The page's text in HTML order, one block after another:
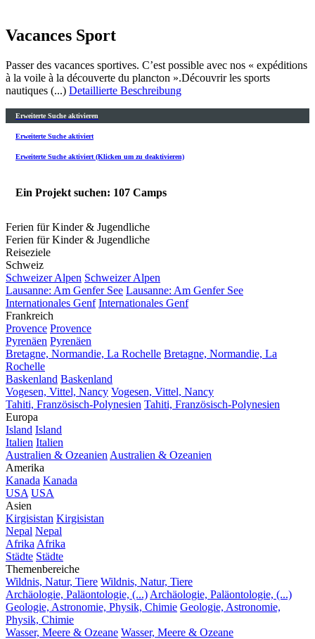
Vacances Sport
Passer des vacances sportives. C’est possible avec nos « expéditions
à la voile à la découverte du plancton ».Découvrir les sports
nautiques (...) Detaillierte Beschreibung
Erweiterte Suche aktivieren
Erweiterte Suche aktiviert
Erweiterte Suche aktiviert (Klicken um zu deaktivieren)
Ein Projekt suchen: 107 Camps
Ferien für Kinder & Jugendliche
Ferien für Kinder & Jugendliche
Reiseziele
Schweiz
Schweizer Alpen Schweizer Alpen
Lausanne: Am Genfer See Lausanne: Am Genfer See
Internationales Genf Internationales Genf
Frankreich
Provence Provence
Pyrenäen Pyrenäen
Bretagne, Normandie, La Rochelle Bretagne, Normandie, La
Rochelle
Baskenland Baskenland
Vogesen, Vittel, Nancy Vogesen, Vittel, Nancy
Tahiti, Französisch-Polynesien Tahiti, Französisch-Polynesien
Europa
Island Island
Italien Italien
Australien & Ozeanien Australien & Ozeanien
Amerika
Kanada Kanada
USA USA
Asien
Kirgisistan Kirgisistan
Nepal Nepal
Afrika Afrika
Städte Städte
Themenbereiche
Wildnis, Natur, Tiere Wildnis, Natur, Tiere
Archäologie, Paläontologie, (...) Archäologie, Paläontologie, (...)
Geologie, Astronomie, Physik, Chimie Geologie, Astronomie,
Physik, Chimie
Wasser, Meere & Ozeane Wasser, Meere & Ozeane